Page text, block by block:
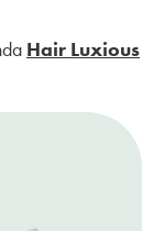
Hair Luxious